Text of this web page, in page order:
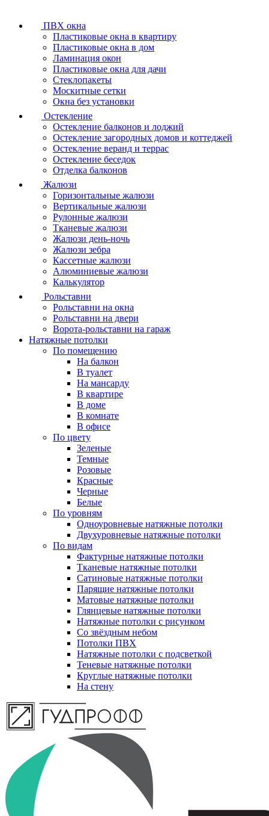
ПВХ окна
Пластиковые окна в квартиру
Пластиковые окна в дом
Ламинация окон
Пластиковые окна для дачи
Стеклопакеты
Москитные сетки
Окна без установки
Остекление
Остекление балконов и лоджий
Остекление загородных домов и коттеджей
Остекление веранд и террас
Остекление беседок
Отделка балконов
Жалюзи
Горизонтальные жалюзи
Вертикальные жалюзи
Рулонные жалюзи
Тканевые жалюзи
Жалюзи день-ночь
Жалюзи зебра
Кассетные жалюзи
Алюминиевые жалюзи
Калькулятор
Рольставни
Рольставни на окна
Рольставни на двери
Ворота-рольставни на гараж
Натяжные потолки
По помещению
На балкон
В туалет
На мансарду
В квартире
В доме
В комнате
В офисе
По цвету
Зеленые
Темные
Розовые
Красные
Черные
Белые
По уровням
Одноуровневые натяжные потолки
Двухуровневые натяжные потолки
По видам
Фактурные натяжные потолки
Тканевые натяжные потолки
Сатиновые натяжные потолки
Парящие натяжные потолки
Матовые натяжные потолки
Глянцевые натяжные потолки
Натяжные потолки с рисунком
Со звёздным небом
Потолки ПВХ
Натяжные потолки с подсветкой
Теневые натяжные потолки
Круглые натяжные потолки
На стену